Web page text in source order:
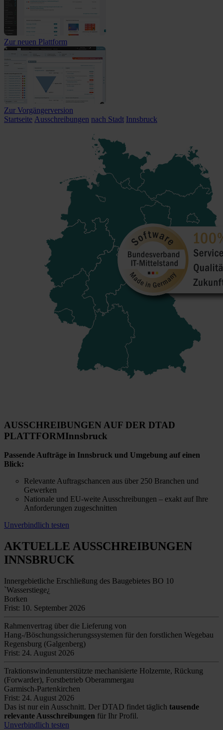
Zur neuen Plattform
Zur Vorgängerversion
Startseite Ausschreibungen nach Stadt Innsbruck
AUSSCHREIBUNGEN AUF DER DTAD
PLATTFORMInnsbruck
Passende Aufträge in Innsbruck und Umgebung auf einen
Blick:
Relevante Auftragschancen aus über 250 Branchen und
Gewerken
Nationale und EU-weite Ausschreibungen – exakt auf Ihre
Anforderungen zugeschnitten
Unverbindlich testen
AKTUELLE AUSSCHREIBUNGEN
INNSBRUCK
Innergebietliche Erschließung des Baugebietes BO 10
`Wasserstiege¿
Borken
Frist: 10. September 2026
Rahmenvertrag über die Lieferung von
Hang-/Böschungssicherungssystemen für den forstlichen Wegebau
Regensburg (Galgenberg)
Frist: 24. August 2026
Traktionswindenunterstützte mechanisierte Holzernte, Rückung
(Forwarder), Forstbetrieb Oberammergau
Garmisch-Partenkirchen
Frist: 24. August 2026
Das ist nur ein Ausschnitt. Der DTAD findet täglich tausende
relevante Ausschreibungen für Ihr Profil.
Unverbindlich testen